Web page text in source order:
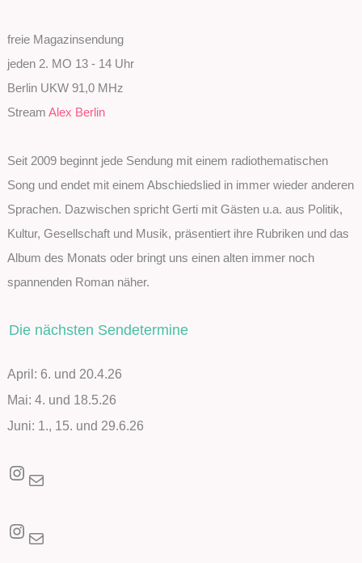
freie Magazinsendung
jeden 2. MO 13 - 14 Uhr
Berlin UKW 91,0 MHz
StreamAlex Berlin
Seit 2009 beginnt jede Sendung mit einem radiothematischen
Song und endet mit einem Abschiedslied in immer wieder anderen
Sprachen. Dazwischen spricht Gerti mit Gästen u.a. aus Politik,
Kultur, Gesellschaft und Musik, präsentiert ihre Rubriken und das
Album des Monats oder bringt uns einen alten immer noch
spannenden Roman näher.
Die nächsten Sendetermine
April: 6. und 20.4.26
Mai: 4. und 18.5.26
Juni: 1., 15. und 29.6.26
Instagram E-Mail
Instagram E-Mail